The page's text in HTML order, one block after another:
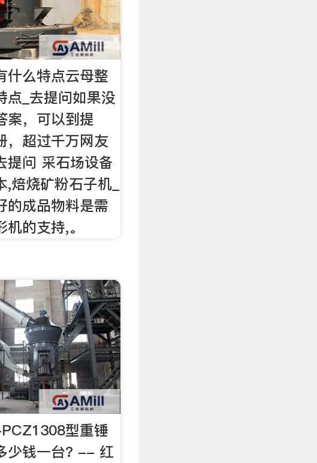
什么特点云母整
点_去提问如果没
案，可以到提
，超过千万网友
提问 采石场设备
,焙烧矿粉石子机_
的成品物料是需
的支持,。
型重锤
少钱一台? -- 红